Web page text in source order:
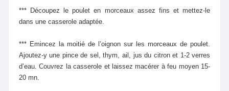
*** Découpez le poulet en morceaux assez fins et mettez-le
dans une casserole adaptée.
*** Emincez la moitié de l’oignon sur les morceaux de poulet.
Ajoutez-y une pince de sel, thym, ail, jus du citron et 1-2 verres
d’eau. Couvrez la casserole et laissez macérer à feu moyen 15-
20 mn.